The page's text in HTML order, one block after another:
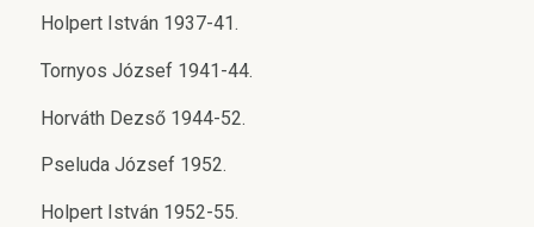
Holpert István 1937-41.
Tornyos József 1941-44.
Horváth Dezső 1944-52.
Pseluda József 1952.
Holpert István 1952-55.